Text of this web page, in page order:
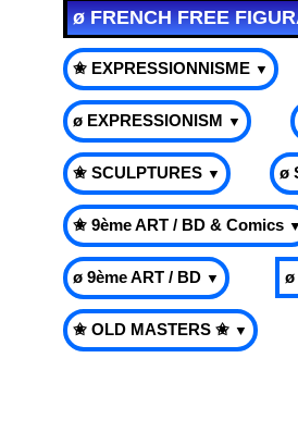
ø FRENCH FREE
✬ EXPRESSIONNISME ▼
ø EXPRESSIONISM ▼
✬ SCULPTURES ▼ ø
✬ 9ème ART / BD & Comics ▼
ø 9ème ART / BD ▼ ø
✬ OLD MASTERS ✬ ▼